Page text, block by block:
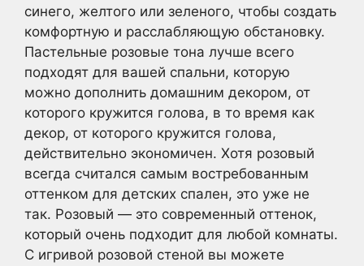
синего, желтого или зеленого, чтобы создать
комфортную и расслабляющую обстановку.
Пастельные розовые тона лучше всего
подходят для вашей спальни, которую
можно дополнить домашним декором, от
которого кружится голова, в то время как
декор, от которого кружится голова,
действительно экономичен. Хотя розовый
всегда считался самым востребованным
оттенком для детских спален, это уже не
так. Розовый — это современный оттенок,
который очень подходит для любой комнаты.
С игривой розовой стеной вы можете